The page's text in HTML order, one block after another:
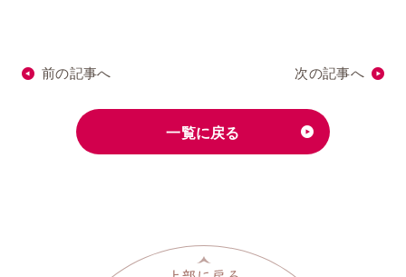
前の記事へ
一覧に戻る
次の記事へ